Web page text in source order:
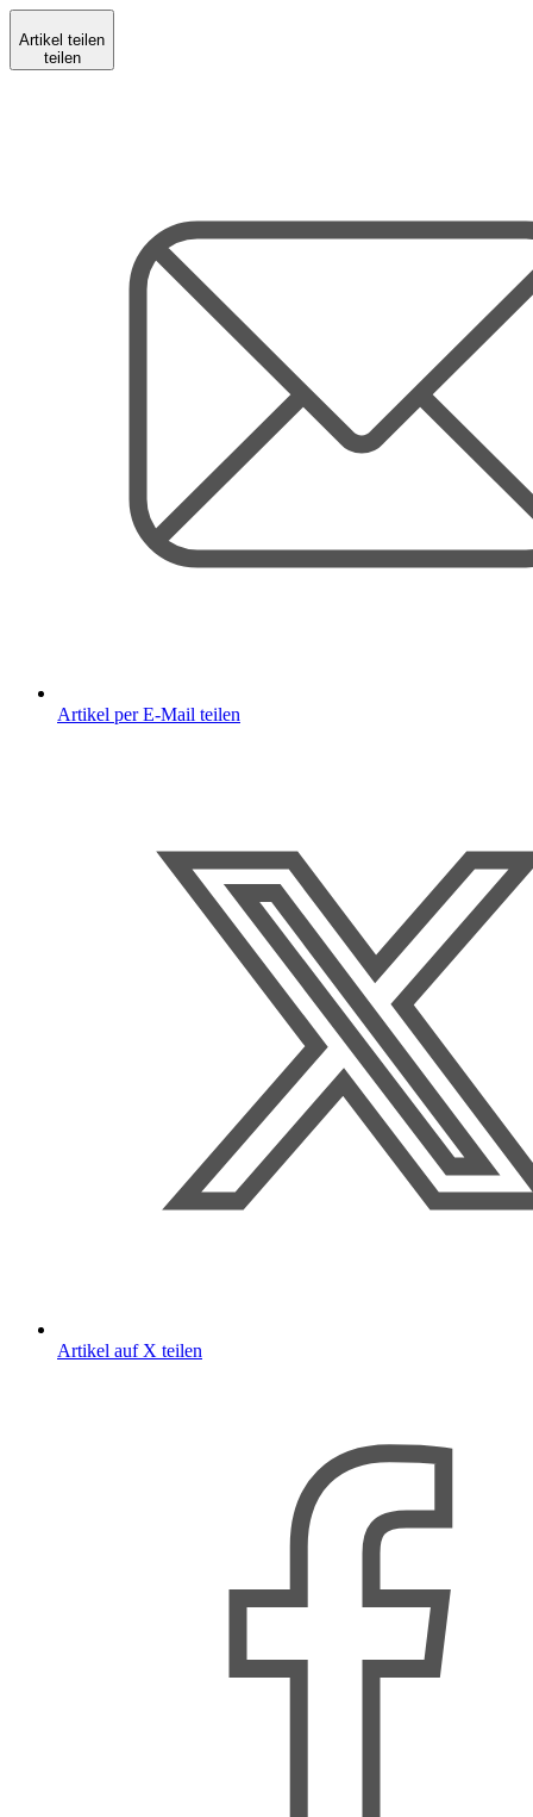
Artikel teilen
teilen
Artikel per E-Mail teilen
Artikel auf X teilen